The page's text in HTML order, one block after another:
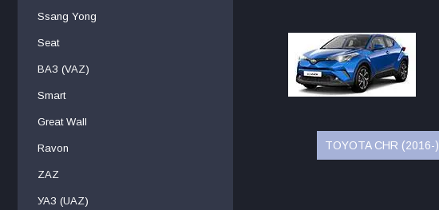
TOYOTA CHR (2016-)
Ssang Yong
Seat
ВАЗ (VAZ)
Smart
Great Wall
Ravon
ZAZ
УАЗ (UAZ)